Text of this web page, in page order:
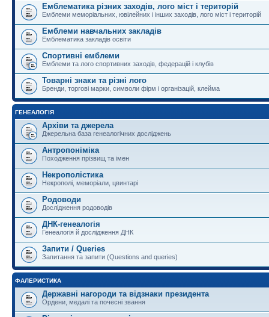
Емблематика різних заходів, лого міст і територій
Емблеми меморіальних, ювілейних і інших заходів, лого міст і територій
Емблеми навчальних закладів
Емблематика закладів освіти
Спортивні емблеми
Емблеми та лого спортивних заходів, федерацій і клубів
Товарні знаки та різні лого
Бренди, торгові марки, символи фірм і організацій, клейма
ГЕНЕАЛОГІЯ
Архіви та джерела
Джерельна база генеалогічних досліджень
Антропоніміка
Походження прізвищ та імен
Некрополістика
Некрополі, меморіали, цвинтарі
Родоводи
Дослідження родоводів
ДНК-генеалогія
Генеалогія й дослідження ДНК
Запити / Queries
Запитання та запити (Questions and queries)
ФАЛЕРИСТИКА
Державні нагороди та відзнаки президента
Ордени, медалі та почесні звання